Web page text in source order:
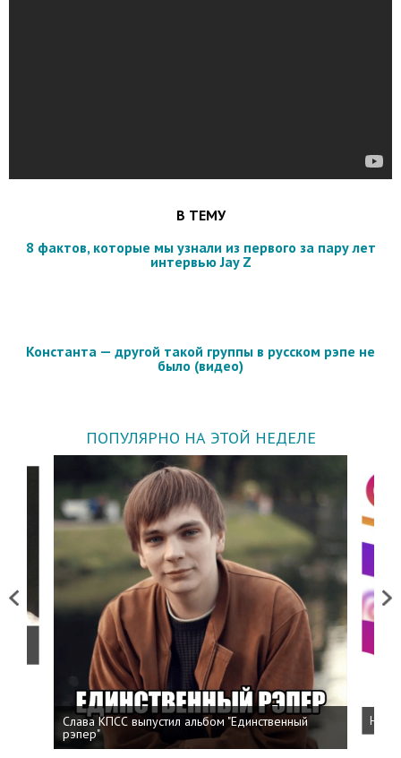
В ТЕМУ
8 фактов, которые мы узнали из первого за пару лет
интервью Jay Z
Константа — другой такой группы в русском рэпе не
было (видео)
ПОПУЛЯРНО НА ЭТОЙ НЕДЕЛЕ
Previous
Слава КПСС выпустил альбом "Единственный
рэпер"
Next